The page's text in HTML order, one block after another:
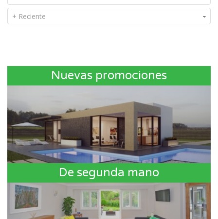
+ Reciente
Nuevas promociones
De segunda mano